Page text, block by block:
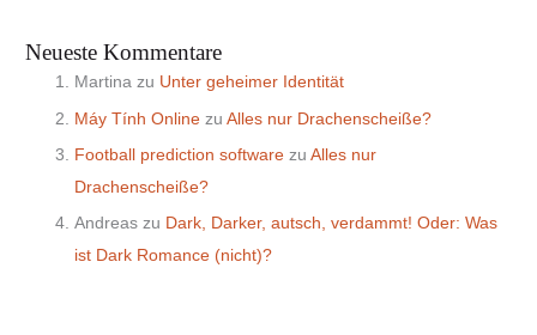
Neueste Kommentare
Martina zu Unter geheimer Identität
Máy Tính Online zuAlles nur Drachenscheiße?
Football prediction software zuAlles nur
Drachenscheiße?
Andreas zu Dark, Darker, autsch, verdammt! Oder: Was
ist Dark Romance (nicht)?